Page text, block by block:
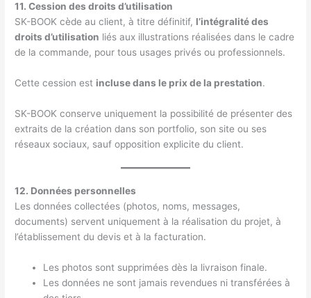
11. Cession des droits d’utilisation
SK-BOOK cède au client, à titre définitif, l’intégralité des
droits d’utilisation liés aux illustrations réalisées dans le cadre
de la commande, pour tous usages privés ou professionnels.
Cette cession est incluse dans le prix de la prestation.
SK-BOOK conserve uniquement la possibilité de présenter des
extraits de la création dans son portfolio, son site ou ses
réseaux sociaux, sauf opposition explicite du client.
12. Données personnelles
Les données collectées (photos, noms, messages,
documents) servent uniquement à la réalisation du projet, à
l’établissement du devis et à la facturation.
Les photos sont supprimées dès la livraison finale.
Les données ne sont jamais revendues ni transférées à